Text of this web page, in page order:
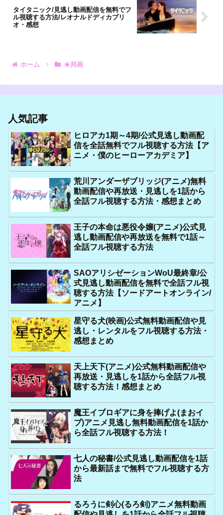
タイタニック/見逃し動画配信を無料でフ
ル視聴する方法/レオナルドディカプリ
オ・感想
ホーム ★邦画
人気記事
ヒロアカ1期～4期/公式見逃し動画配
信を全話無料でフル視聴する方法【ア
ニメ・僕のヒーローアカデミア】
荒川アンダーザブリッジ(アニメ)無料
動画配信や再放送・見逃しを1話から
全話フル視聴する方法・感想まとめ
王子の本命は悪役令嬢(アニメ)公式見
逃し動画配信や再放送を無料で1話～
全話フル視聴する方法
SAOアリシゼーションWoU最終章/公
式見逃し動画配信を無料で全話フル視
聴する方法【ソードアートオンライン/
アニメ】
星守る犬(映画)公式無料動画配信や見
逃し・レンタルをフル視聴する方法・
感想まとめ
天上天下(アニメ)公式無料動画配信や
再放送・見逃しを1話から全話フル視
聴する方法！感想まとめ
魔王イブロギアに身を捧げよ(まおイ
ブ)アニメ見逃し無料動画配信を1話か
ら全話フル視聴する方法！
七人の秘書/公式見逃し動画配信を1話
から最新話まで無料でフル視聴する方
法
るろうに剣心(るろ剣)アニメ無料動画